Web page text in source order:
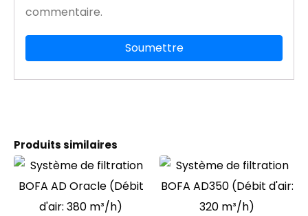
commentaire.
Produits similaires